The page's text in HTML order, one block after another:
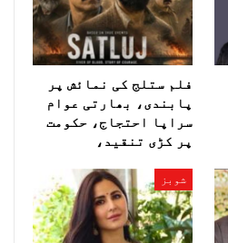
فلم ستلج کی نمائش پر
پابندی، بھارتی عوام
سراپا احتجاج، حکومت
پر کڑی تنقید،
شوبز